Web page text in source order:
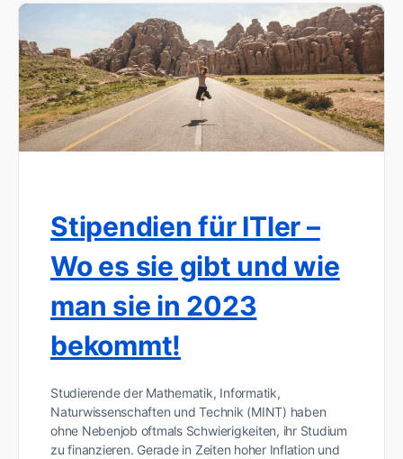
Stipendien für ITler –
Wo es sie gibt und wie
man sie in 2023
bekommt!
Studierende der Mathematik, Informatik,
Naturwissenschaften und Technik (MINT) haben
ohne Nebenjob oftmals Schwierigkeiten, ihr Studium
zu finanzieren. Gerade in Zeiten hoher Inflation und